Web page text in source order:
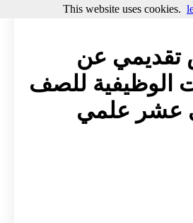
عن
الوظيفية للصف
عشر علمي
This website uses cookies.